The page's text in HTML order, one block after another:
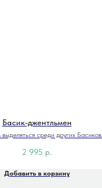
Басик-джентльмен
среди других Басиков.
2 995 р.
Добавить в корзину